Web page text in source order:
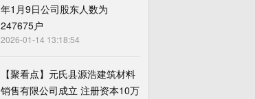
年1月9日公司股东人数为
247675户
2026-01-14 13:18:54
【聚看点】元氏县源浩建筑材料
销售有限公司成立 注册资本10万